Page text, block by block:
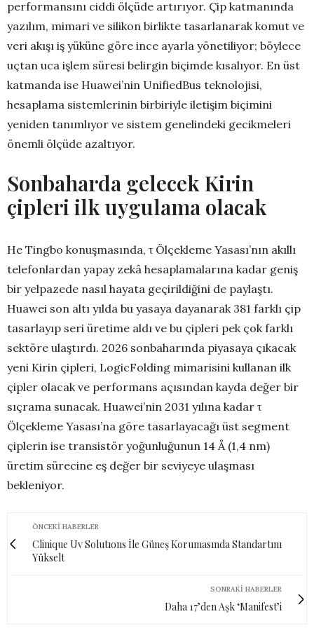
performansını ciddi ölçüde artırıyor. Çip katmanında
yazılım, mimari ve silikon birlikte tasarlanarak komut ve
veri akışı iş yüküne göre ince ayarla yönetiliyor; böylece
uçtan uca işlem süresi belirgin biçimde kısalıyor. En üst
katmanda ise Huawei’nin UnifiedBus teknolojisi,
hesaplama sistemlerinin birbiriyle iletişim biçimini
yeniden tanımlıyor ve sistem genelindeki gecikmeleri
önemli ölçüde azaltıyor.
Sonbaharda gelecek Kirin
çipleri ilk uygulama olacak
He Tingbo konuşmasında, τ Ölçekleme Yasası’nın akıllı
telefonlardan yapay zekâ hesaplamalarına kadar geniş
bir yelpazede nasıl hayata geçirildiğini de paylaştı.
Huawei son altı yılda bu yasaya dayanarak 381 farklı çip
tasarlayıp seri üretime aldı ve bu çipleri pek çok farklı
sektöre ulaştırdı. 2026 sonbaharında piyasaya çıkacak
yeni Kirin çipleri, LogicFolding mimarisini kullanan ilk
çipler olacak ve performans açısından kayda değer bir
sıçrama sunacak. Huawei’nin 2031 yılına kadar τ
Ölçekleme Yasası’na göre tasarlayacağı üst segment
çiplerin ise transistör yoğunluğunun 14 Å (1,4 nm)
üretim sürecine eş değer bir seviyeye ulaşması
bekleniyor.
ÖNCEKI HABERLER
Clinique Uv Solutıons İle Güneş Korumasında Standartını
Yükselt
SONRAKI HABERLER
Daha 17’den Aşk ‘Manifest’i